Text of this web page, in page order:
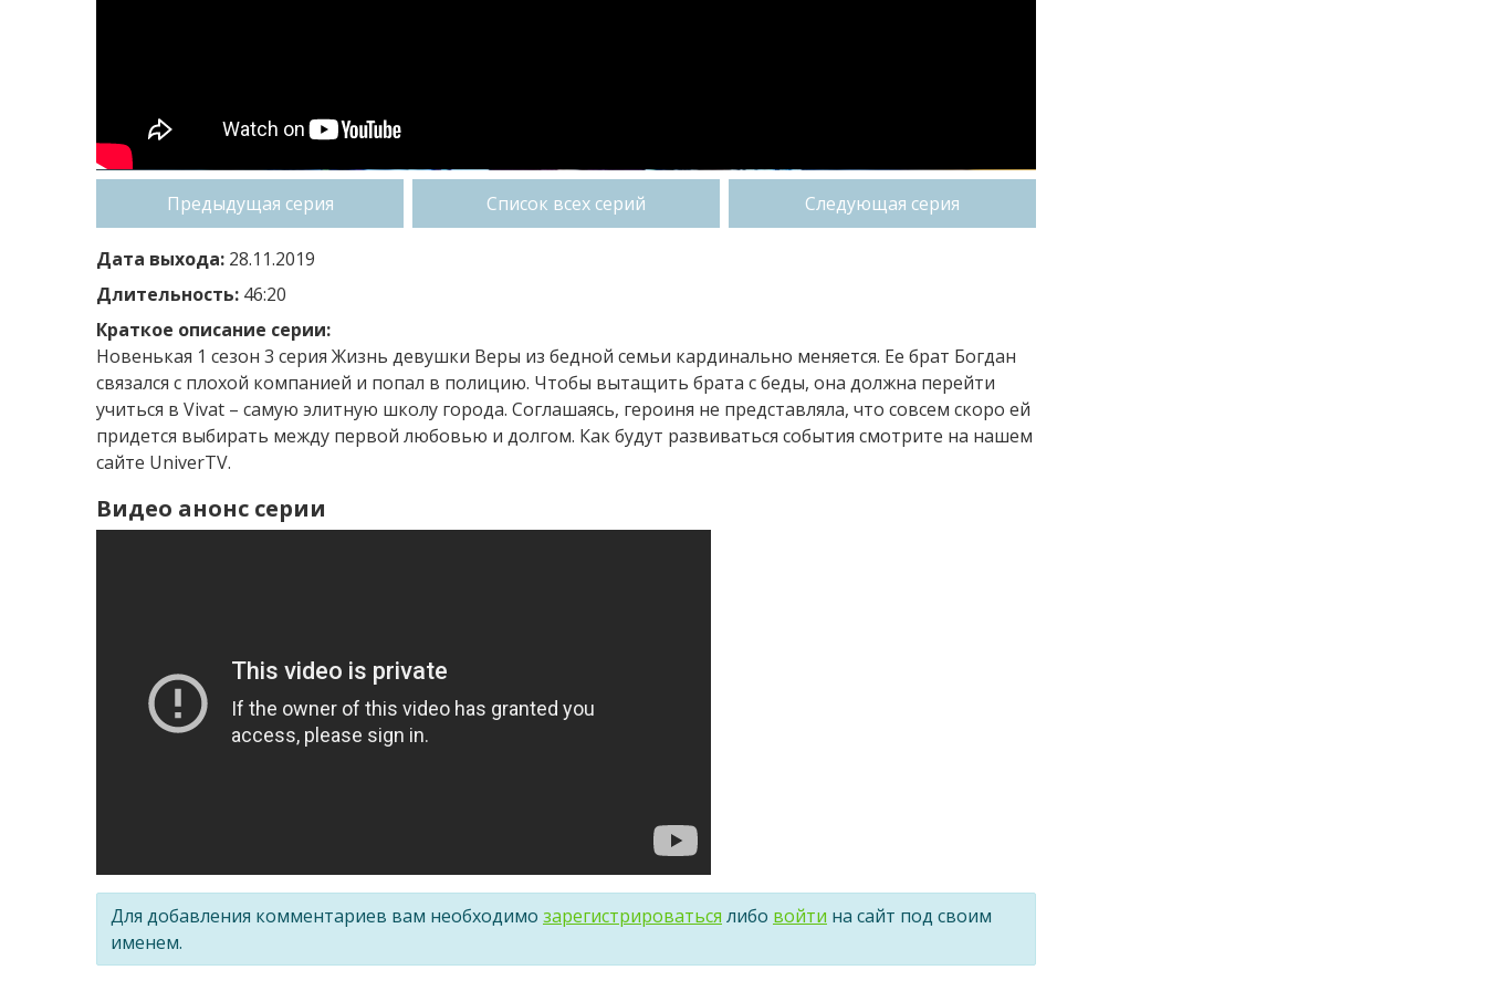
Предыдущая серия Список всех серий Следующая серия
Дата выхода: 28.11.2019
Длительность: 46:20
Краткое описание серии:
Новенькая 1 сезон 3 серия Жизнь девушки Веры из бедной семьи кардинально меняется. Ее брат Богдан
связался с плохой компанией и попал в полицию. Чтобы вытащить брата с беды, она должна перейти
учиться в Vivat – самую элитную школу города. Соглашаясь, героиня не представляла, что совсем скоро ей
придется выбирать между первой любовью и долгом. Как будут развиваться события смотрите на нашем
сайте UniverTV.
Видео анонс серии
Для добавления комментариев вам необходимо зарегистрироваться либо войти на сайт под своим
именем.